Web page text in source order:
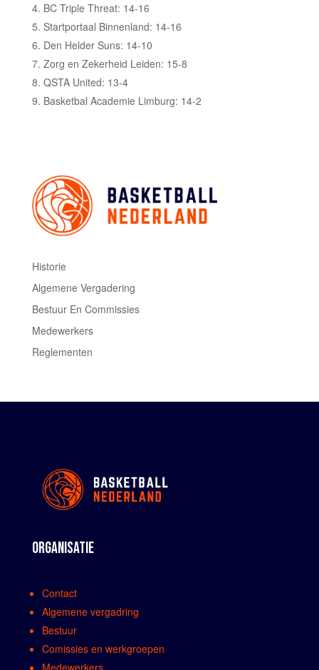
BC Triple Threat: 14-16
Startportaal Binnenland: 14-16
Den Helder Suns: 14-10
Zorg en Zekerheid Leiden: 15-8
QSTA United: 13-4
Basketbal Academie Limburg: 14-2
Historie
Algemene Vergadering
Bestuur En Commissies
Medewerkers
Reglementen
ORGANISATIE
Contact
Algemene vergadring
Bestuur
Comissies en werkgroepen